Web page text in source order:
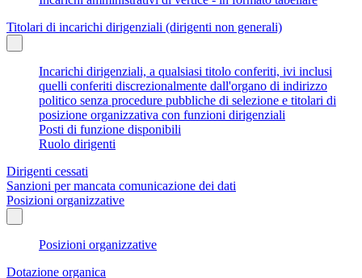
Titolari di incarichi dirigenziali (dirigenti non generali)
Incarichi dirigenziali, a qualsiasi titolo conferiti, ivi inclusi
quelli conferiti discrezionalmente dall'organo di indirizzo
politico senza procedure pubbliche di selezione e titolari di
posizione organizzativa con funzioni dirigenziali
Posti di funzione disponibili
Ruolo dirigenti
Dirigenti cessati
Sanzioni per mancata comunicazione dei dati
Posizioni organizzative
Posizioni organizzative
Dotazione organica